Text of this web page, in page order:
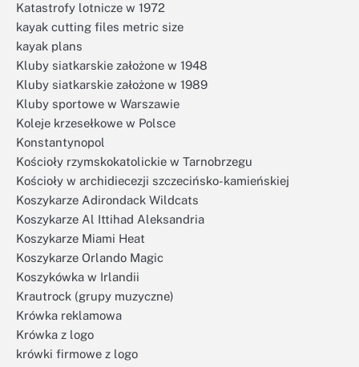
Katastrofy lotnicze w 1972
kayak cutting files metric size
kayak plans
Kluby siatkarskie założone w 1948
Kluby siatkarskie założone w 1989
Kluby sportowe w Warszawie
Koleje krzesełkowe w Polsce
Konstantynopol
Kościoły rzymskokatolickie w Tarnobrzegu
Kościoły w archidiecezji szczecińsko-kamieńskiej
Koszykarze Adirondack Wildcats
Koszykarze Al Ittihad Aleksandria
Koszykarze Miami Heat
Koszykarze Orlando Magic
Koszykówka w Irlandii
Krautrock (grupy muzyczne)
Krówka reklamowa
Krówka z logo
krówki firmowe z logo